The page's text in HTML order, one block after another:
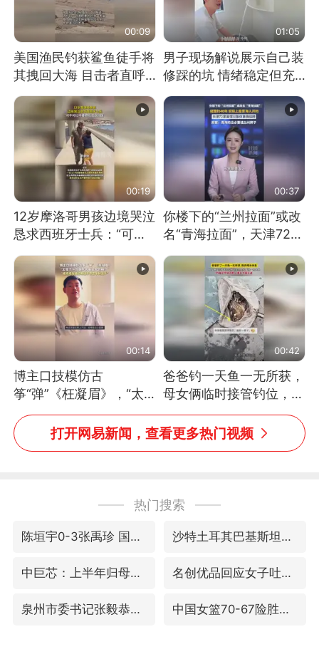
00:09
美国渔民钓获鲨鱼徒手将
其拽回大海 目击者直呼
震惊 （视频来源：参考
消息）
01:05
男子现场解说展示自己装
修踩的坑 情绪稳定但充
满无奈 每处都有精心设
计 但每处都有瑕疵 网
友：一开始我没笑 但看
到洗手盆我没绷住
00:19
12岁摩洛哥男孩边境哭泣
恳求西班牙士兵：“可不
可以不要把我遣返回国”
00:37
你楼下的“兰州拉面”或改
名“青海拉面”，天津72家
面馆已集体更换招牌
00:14
博主口技模仿古
筝“弹”《枉凝眉》，“太
像了～你是吃古筝长大的
吗？”“或将成为首位考级
不带古筝的选手。”（来
00:42
爸爸钓一天鱼一无所获，
母女俩临时接管钓位，用
玩具鱼竿钓上大鱼
打开网易新闻，查看更多热门视频
热门搜索
陈垣宇0-3张禹珍 国乒男单全军覆没 沙特土耳其巴基斯坦签署共同防务协议
中巨芯：上半年归母净利润1405.77万元 名创优品回应女子吐槽内裤质量差
泉州市委书记张毅恭被查 中国女篮70-67险胜尼日利亚女篮